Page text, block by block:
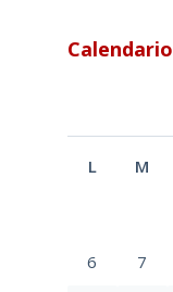
Calendario
L M
6 7